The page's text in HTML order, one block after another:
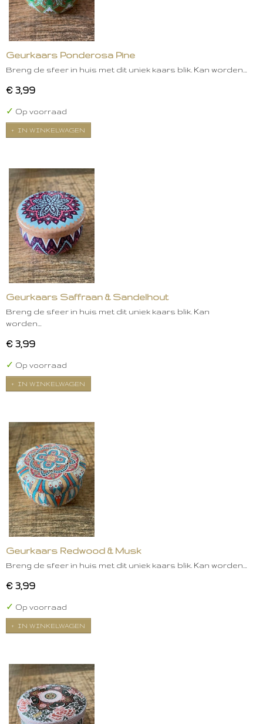
Geurkaars Ponderosa Pine
Breng de sfeer in huis met dit uniek kaars blik. Kan worden…
€ 3,99
✓ Op voorraad
IN WINKELWAGEN
Geurkaars Saffraan & Sandelhout
Breng de sfeer in huis met dit uniek kaars blik. Kan
worden…
€ 3,99
✓ Op voorraad
IN WINKELWAGEN
Geurkaars Redwood & Musk
Breng de sfeer in huis met dit uniek kaars blik. Kan worden…
€ 3,99
✓ Op voorraad
IN WINKELWAGEN